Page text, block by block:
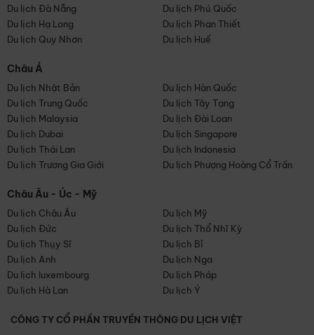
Du lịch Đà Nẵng
Du lịch Phú Quốc
Du lịch Hạ Long
Du lịch Phan Thiết
Du lịch Quy Nhơn
Du lịch Huế
Châu Á
Du lịch Nhật Bản
Du lịch Hàn Quốc
Du lịch Trung Quốc
Du lịch Tây Tạng
Du lịch Malaysia
Du lịch Đài Loan
Du lịch Dubai
Du lịch Singapore
Du lịch Thái Lan
Du lịch Indonesia
Du lịch Trương Gia Giới
Du lịch Phượng Hoàng Cổ Trấn
Châu Âu - Úc - Mỹ
Du lịch Châu Âu
Du lịch Mỹ
Du lịch Đức
Du lịch Thổ Nhĩ Kỳ
Du lịch Thụy Sĩ
Du lịch Bỉ
Du lịch Anh
Du lịch Nga
Du lịch luxembourg
Du lịch Pháp
Du lịch Hà Lan
Du lịch Ý
CÔNG TY CỔ PHẦN TRUYỀN THÔNG DU LỊCH VIỆT